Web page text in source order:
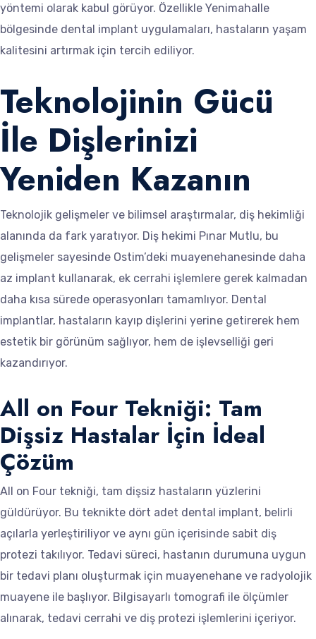
yöntemi olarak kabul görüyor. Özellikle Yenimahalle
bölgesinde dental implant uygulamaları, hastaların yaşam
kalitesini artırmak için tercih ediliyor.
Teknolojinin Gücü
İle Dişlerinizi
Yeniden Kazanın
Teknolojik gelişmeler ve bilimsel araştırmalar, diş hekimliği
alanında da fark yaratıyor. Diş hekimi Pınar Mutlu, bu
gelişmeler sayesinde Ostim’deki muayenehanesinde daha
az implant kullanarak, ek cerrahi işlemlere gerek kalmadan
daha kısa sürede operasyonları tamamlıyor. Dental
implantlar, hastaların kayıp dişlerini yerine getirerek hem
estetik bir görünüm sağlıyor, hem de işlevselliği geri
kazandırıyor.
All on Four Tekniği: Tam
Dişsiz Hastalar İçin İdeal
Çözüm
All on Four tekniği, tam dişsiz hastaların yüzlerini
güldürüyor. Bu teknikte dört adet dental implant, belirli
açılarla yerleştiriliyor ve aynı gün içerisinde sabit diş
protezi takılıyor. Tedavi süreci, hastanın durumuna uygun
bir tedavi planı oluşturmak için muayenehane ve radyolojik
muayene ile başlıyor. Bilgisayarlı tomografi ile ölçümler
alınarak, tedavi cerrahi ve diş protezi işlemlerini içeriyor.